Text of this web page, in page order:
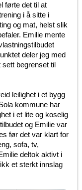
førte det til at
i å sitte i
og mat, helst slik
Emilie mente
deler jeg med
sett begrenset til
leilighet i et bygg
kommune har
i et lite og koselig
og Emilie var
før det var klart for
sofa, tv,
deltok aktivt i
et sterkt innslag